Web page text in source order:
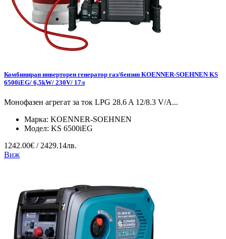
Комбиниран инверторен генератор газ/бензин KOENNER-SOEHNEN KS
6500iEG/ 6,5kW/ 230V/ 17л
Монофазен агрегат за ток LPG 28.6 A 12/8.3 V/А...
Марка: KOENNER-SOEHNEN
Модел: KS 6500iEG
1242.00€ / 2429.14лв.
Виж